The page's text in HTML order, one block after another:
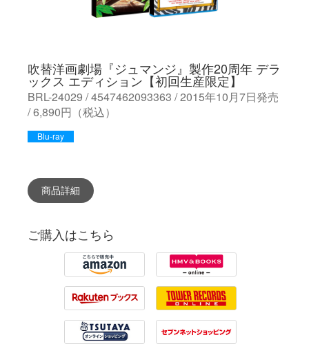
吹替洋画劇場『ジュマンジ』製作20周年 デラ
ックス エディション【初回生産限定】
BRL-24029 / 4547462093363 / 2015年10月7日発売
/ 6,890円（税込）
Blu-ray
商品詳細
ご購入はこちら
Amazon HMV
Rakuten Tower Records